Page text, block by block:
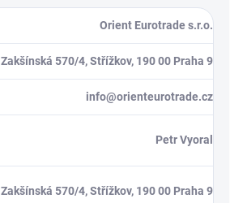
Orient Eurotrade s.r.o.
Zakšínská 570/4, Střížkov, 190 00 Praha 9
info@orienteurotrade.cz
Petr Vyoral
Zakšínská 570/4, Střížkov, 190 00 Praha 9